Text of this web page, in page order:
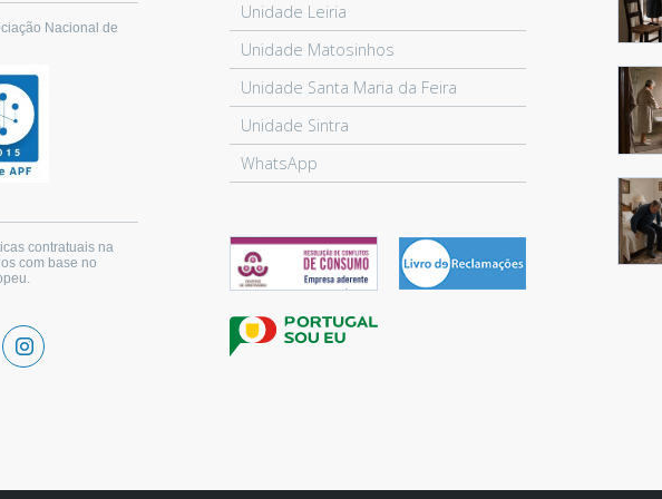
Nacional de
contratuais na
com base no
Unidade Leiria
Unidade Matosinhos
Unidade Santa Maria da Feira
Unidade Sintra
WhatsApp